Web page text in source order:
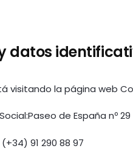
datos
visitando la página web
de España nº 29
91 290 88 97